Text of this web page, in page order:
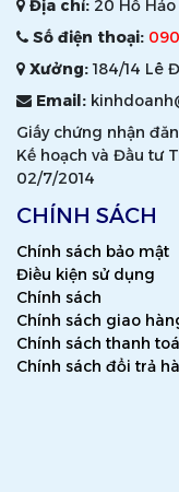
Địa chỉ: 20 Hồ Hảo
Số điện thoại:
Xưởng:184/14 Lê
Email:
Giấy chứng nhận
Kế hoạch và Đầu tư
02/7/2014
CHÍNH SÁCH
Chính sách bảo mật
Điều kiện sử dụng
Chính sách
Chính sách giao
Chính sách thanh
Chính sách đổi trả